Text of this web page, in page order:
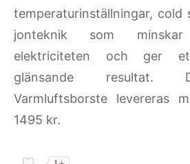
temperaturinställningar,
jonteknik som
elektriciteten och ger
glänsande resultat.
Varmluftsborste levereras
1495 kr.